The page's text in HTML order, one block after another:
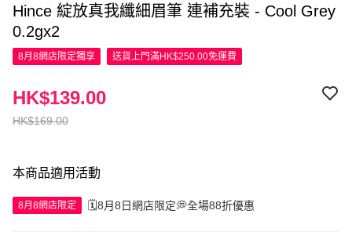
Hince 綻放真我纖細眉筆 連補充裝 - Cool Grey
0.2gx2
8月8網店限定獨享 送貨上門滿HK$250.00免運費
HK$169.00
HK$139.00
本商品適用活動
8月8網店限定 🗓️8月8日網店限定💭全場88折優惠